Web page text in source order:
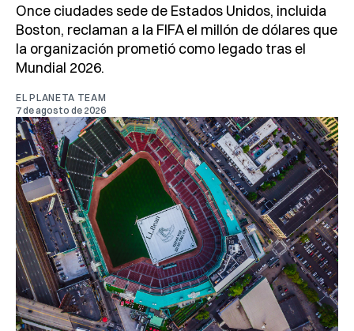
Once ciudades sede de Estados Unidos, incluida
Boston, reclaman a la FIFA el millón de dólares que
la organización prometió como legado tras el
Mundial 2026.
EL PLANETA TEAM
7 de agosto de 2026